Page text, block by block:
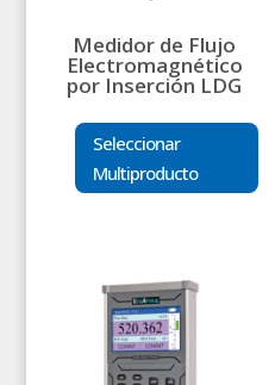
Medidor de Flujo
Electromagnético
por Inserción LDG
Seleccionar
Multiproducto